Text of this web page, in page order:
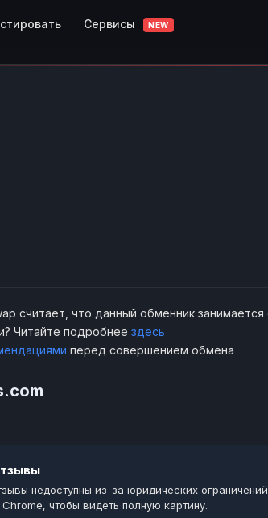
Сервисы NEW
считает, что данный обменник занимается
Читайте подробнее здесь
перед совершением обмена
недоступны из-за юридических
чтобы видеть полную картину.